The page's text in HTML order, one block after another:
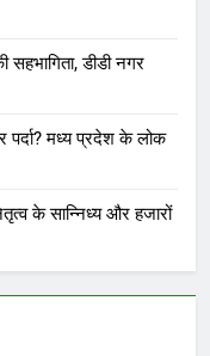
सहभागिता, डीडी नगर
पर्दा? मध्य प्रदेश के लोक
के सान्निध्य और हजारों